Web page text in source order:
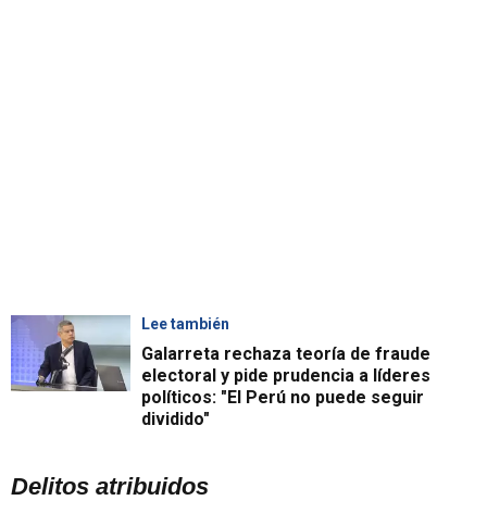
Lee también
Galarreta rechaza teoría de fraude
electoral y pide prudencia a líderes
políticos: "El Perú no puede seguir
dividido"
Delitos atribuidos